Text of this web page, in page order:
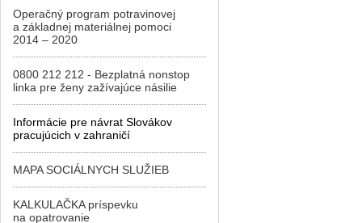
Operačný program potravinovej
a základnej materiálnej pomoci
2014 – 2020
0800 212 212 - Bezplatná nonstop
linka pre ženy zažívajúce násilie
Informácie pre návrat Slovákov
pracujúcich v zahraničí
MAPA SOCIÁLNYCH SLUŽIEB
KALKULAČKA príspevku
na opatrovanie